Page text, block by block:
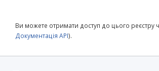
Ви можете отримати доступ до цього реєстру
Документація API).